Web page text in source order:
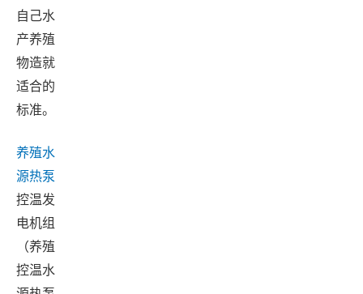
自己水
产养殖
物造就
适合的
标准。
养殖水
源热泵
控温发
电机组
（养殖
控温水